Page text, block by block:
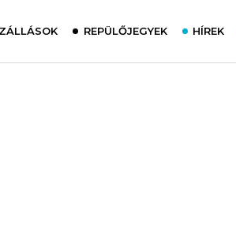
REPÜLŐJEGYEK HÍREK